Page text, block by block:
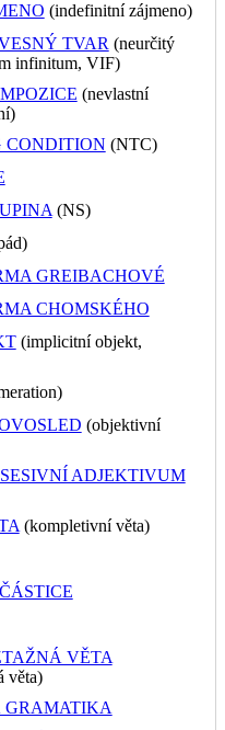
(indefinitní zájmeno)
TVAR (neurčitý
infinitum, VIF)
(nevlastní
CONDITION (NTC)
(NS)
GREIBACHOVÉ
CHOMSKÉHO
(implicitní objekt,
(objektivní
ADJEKTIVUM
(kompletivní věta)
VĚTA
věta)
GRAMATIKA